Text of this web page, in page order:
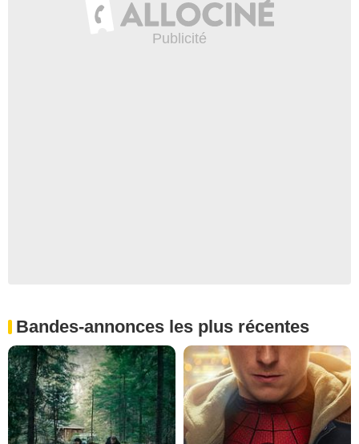
Bandes-annonces les plus récentes